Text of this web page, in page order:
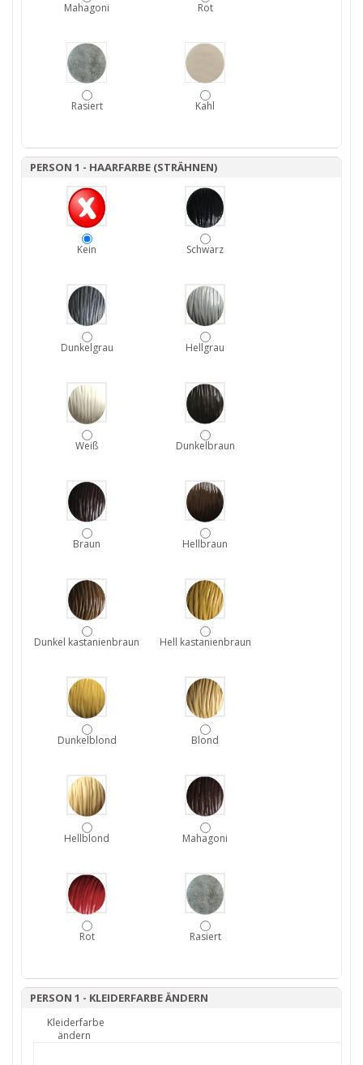
Mahagoni Rot
Rasiert Kahl
PERSON 1 - HAARFARBE (STRÄHNEN)
Kein Schwarz
Dunkelgrau Hellgrau
Weiß Dunkelbraun
Braun Hellbraun
Dunkel kastanienbraun Hell kastanienbraun
Dunkelblond Blond
Hellblond Mahagoni
Rot Rasiert
PERSON 1 - KLEIDERFARBE ÄNDERN
Kleiderfarbe
ändern